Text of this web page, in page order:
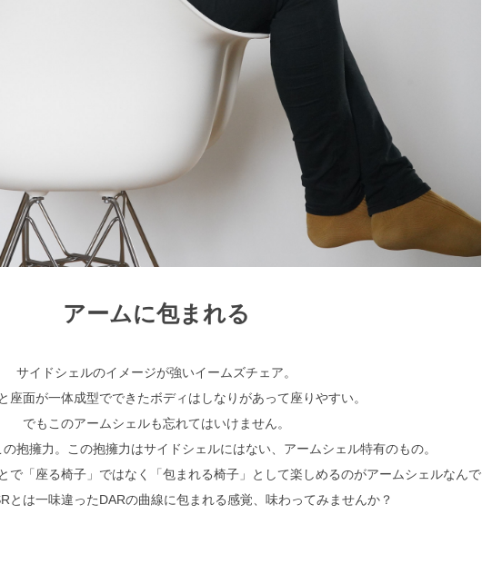
アームに包まれる
サイドシェルのイメージが強いイームズチェア。
座面が一体成型でできたボディはしなりがあって座りやすい。
でもこのアームシェルも忘れてはいけません。
抱擁力。この抱擁力はサイドシェルにはない、アームシェル特有のもの。
で「座る椅子」ではなく「包まれる椅子」として楽しめるのがアームシェルなんで
とは一味違ったDARの曲線に包まれる感覚、味わってみませんか？